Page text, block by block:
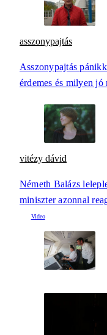
asszonypajtás
Asszonypajtás
érdemes és milyen
vitézy dávid
Németh Balázs
miniszter azonnal